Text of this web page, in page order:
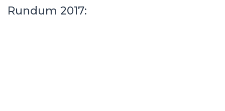
Rundum 2017: